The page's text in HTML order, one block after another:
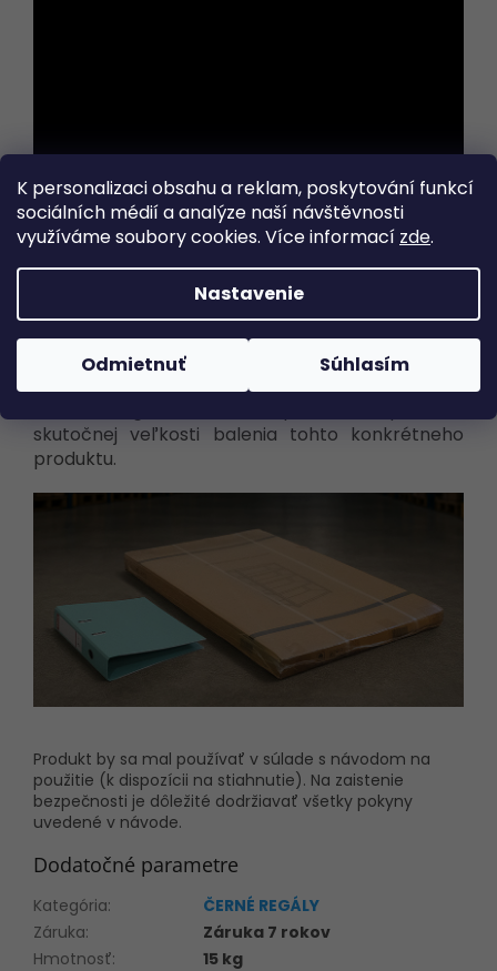
K personalizaci obsahu a reklam, poskytování funkcí
sociálních médií a analýze naší návštěvnosti
využíváme soubory cookies. Více informací zde.
Nastavenie
Odmietnuť Súhlasím
Ilustračná fotografia veľkosti balenia jednej
skutočnej veľkosti balenia tohto konkrétneho
produktu.
Produkt by sa mal používať v súlade s návodom na
použitie (k dispozícii na stiahnutie). Na zaistenie
bezpečnosti je dôležité dodržiavať všetky pokyny
uvedené v návode.
Dodatočné parametre
Kategória:
ČERNÉ REGÁLY
Záruka:
Záruka 7 rokov
Hmotnosť:
15 kg